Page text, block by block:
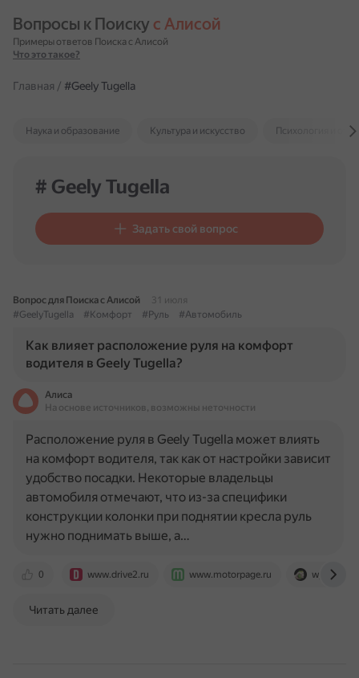
Вопросы к Поиску с Алисой
Примеры ответов Поиска с Алисой
Что это такое?
Главная / #Geely Tugella
Наука и образование Культура и искусство Психология и
# Geely Tugella
Задать свой вопрос
Вопрос для Поиска с Алисой
31 июля
#GeelyTugella
#Комфорт #Руль #Автомобиль
Как влияет расположение руля на комфорт
водителя в Geely Tugella?
Алиса
На основе источников, возможны неточности
0 www.drive2.ru www.motorpage.ru wylsa.com
Расположение руля в Geely Tugella может влиять
на комфорт водителя, так как от настройки зависит
удобство посадки. Некоторые владельцы
автомобиля отмечают, что из-за специфики
конструкции колонки при поднятии кресла руль
нужно поднимать выше, а…
Читать далее